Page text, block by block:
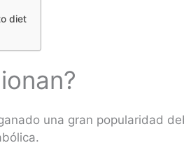
diet
una gran popularidad